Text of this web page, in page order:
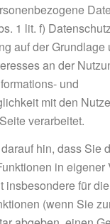
1 lit. f)
auf der Grundlage
an der
und
mit den
verarbeitet.
hin, dass Sie
in eigener
insbesondere für
(wenn Sie